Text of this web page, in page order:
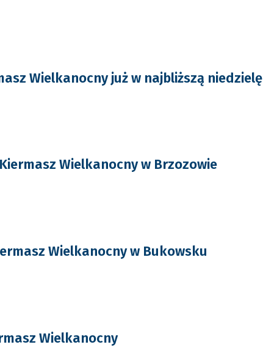
Wielkanocny już w najbliższą niedzielę
Wielkanocny w Brzozowie
Wielkanocny w Bukowsku
Wielkanocny